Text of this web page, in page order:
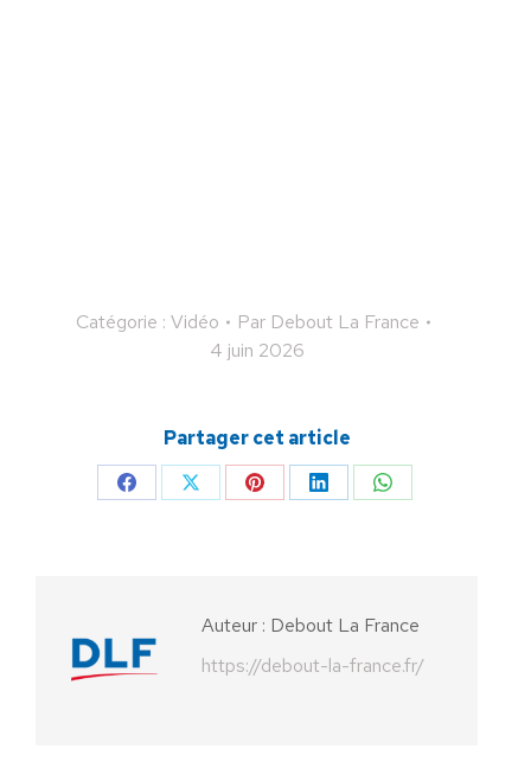
Catégorie : Vidéo Par Debout La France
4 juin 2026
Partager cet article
PartagerPartagerPartagerPartagerPartager
Auteur : Debout La France
https://debout-la-france.fr/